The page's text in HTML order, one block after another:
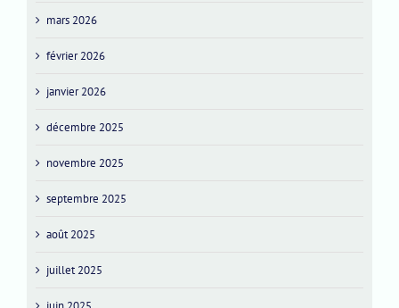
mars 2026
février 2026
janvier 2026
décembre 2025
novembre 2025
septembre 2025
août 2025
juillet 2025